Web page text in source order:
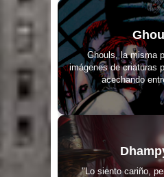
Ghouls, la misma
imágenes de criaturas
acechando
"Lo siento cariño,